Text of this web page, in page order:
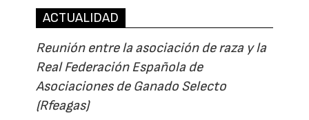
ACTUALIDAD
Reunión entre la asociación de raza y la
Real Federación Española de
Asociaciones de Ganado Selecto
(Rfeagas)